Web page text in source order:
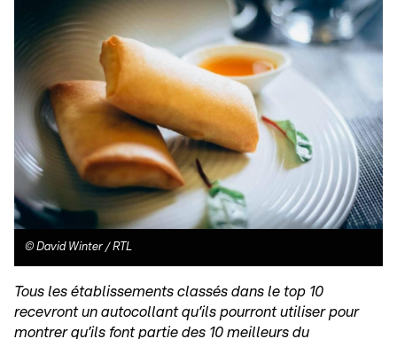
© David Winter / RTL
Tous les établissements classés dans le top 10
recevront un autocollant qu’ils pourront utiliser pour
montrer qu’ils font partie des 10 meilleurs du